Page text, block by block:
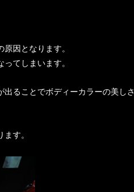
因となります。
てしまいます。
ることでボディーカラーの美しさ
す。